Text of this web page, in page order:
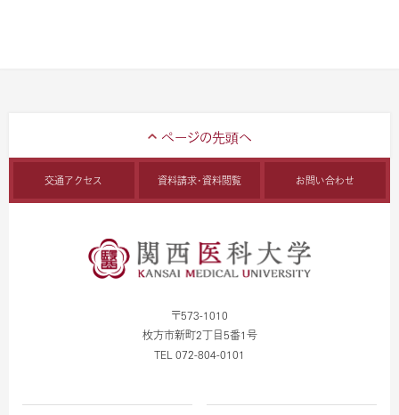
交通アクセス 資料請求・資料閲覧 お問い合わせ
〒573-1010
枚方市新町2丁目5番1号
TEL 072-804-0101